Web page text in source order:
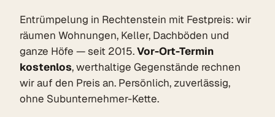
Entrümpelung in Rechtenstein mit Festpreis: wir
räumen Wohnungen, Keller, Dachböden und
ganze Höfe — seit 2015.Vor-Ort-Termin
kostenlos, werthaltige Gegenstände rechnen
wir auf den Preis an. Persönlich, zuverlässig,
ohne Subunternehmer-Kette.